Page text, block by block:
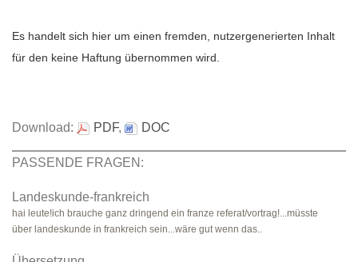
Es handelt sich hier um einen fremden, nutzergenerierten Inhalt
für den keine Haftung übernommen wird.
Download: PDF, DOC
PASSENDE FRAGEN:
Landeskunde-frankreich
hai leute!ich brauche ganz dringend ein franze referat/vortrag!...müsste
über landeskunde in frankreich sein...wäre gut wenn das..